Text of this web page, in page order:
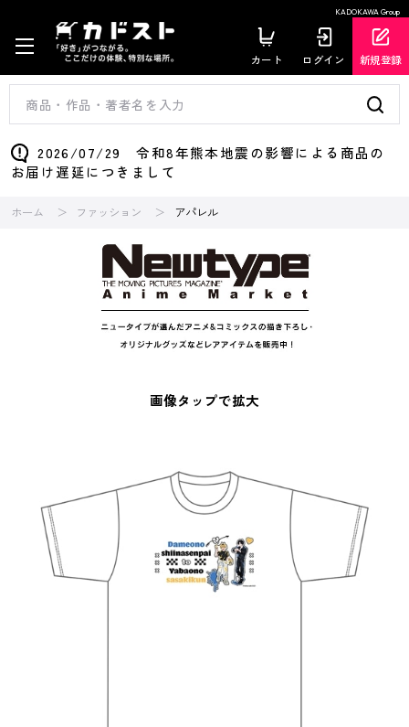
KADOKAWA Group
カート ログイン 新規登録
2026/07/29 令和8年熊本地震の影響による商品の
お届け遅延につきまして
ホーム ファッション アパレル
画像タップで拡大